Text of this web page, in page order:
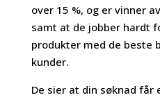
over 15 %, og er vinner
samt at de jobber hardt
produkter med de beste
kunder.
De sier at din søknad får